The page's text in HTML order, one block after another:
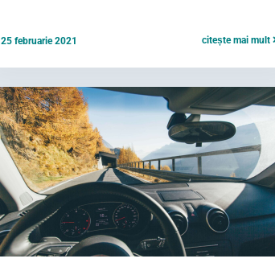
citește mai mult
25 februarie 2021